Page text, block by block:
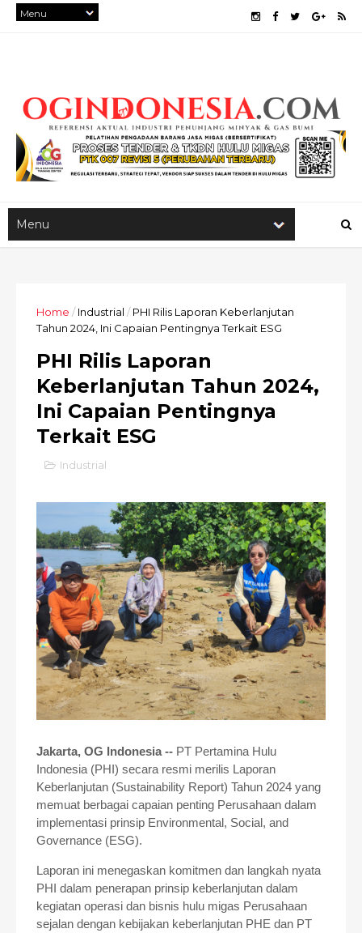
Home / Industrial / PHI Rilis Laporan Keberlanjutan
Tahun 2024, Ini Capaian Pentingnya Terkait ESG
PHI Rilis Laporan
Keberlanjutan Tahun 2024,
Ini Capaian Pentingnya
Terkait ESG
Industrial
Jakarta, OG Indonesia -- PT Pertamina Hulu
Indonesia (PHI) secara resmi merilis Laporan
Keberlanjutan (Sustainability Report) Tahun 2024 yang
memuat berbagai capaian penting Perusahaan dalam
implementasi prinsip Environmental, Social, and
Governance (ESG).
Laporan ini menegaskan komitmen dan langkah nyata
PHI dalam penerapan prinsip keberlanjutan dalam
kegiatan operasi dan bisnis hulu migas Perusahaan
sejalan dengan kebijakan keberlanjutan PHE dan PT